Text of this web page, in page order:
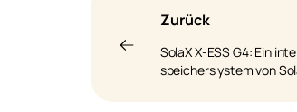
Zurück
SolaX X-ESS G4: Ein
speichers ystem von